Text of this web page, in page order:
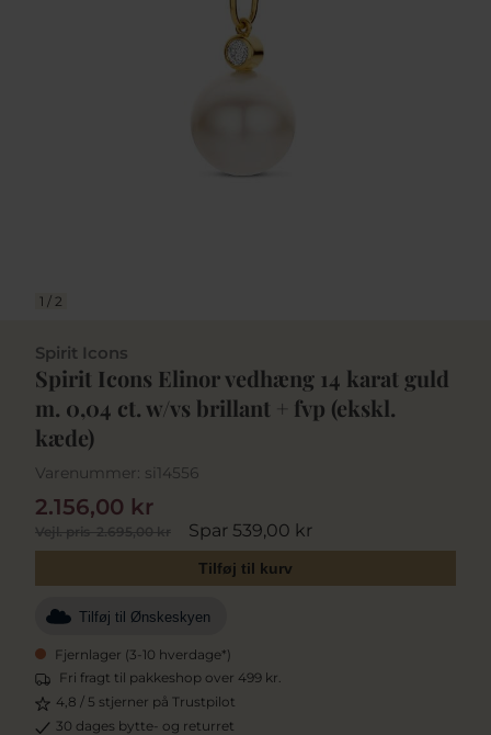
1 / 2
Spirit Icons
Spirit Icons Elinor vedhæng 14 karat guld
m. 0,04 ct. w/vs brillant + fvp (ekskl.
kæde)
Varenummer: si14556
Vejl. pris2.695,00 kr Spar 539,00 kr
2.156,00 kr
Tilføj til kurv
Tilføj til Ønskeskyen
Fjernlager (3-10 hverdage*)
Fri fragt til pakkeshop over 499 kr.
4,8 / 5 stjerner på Trustpilot
30 dages bytte- og returret